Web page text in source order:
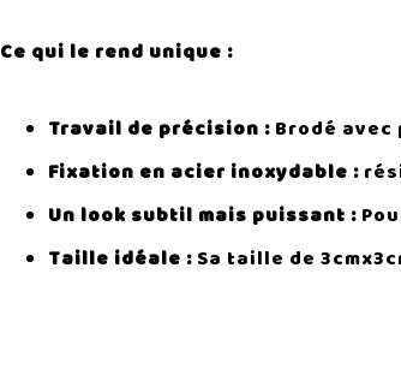
Ce qui le rend unique :
Travail de précision : Brodé
Fixation en acier inoxydable :
Un look subtil mais puissant :
Taille idéale : Sa taille de